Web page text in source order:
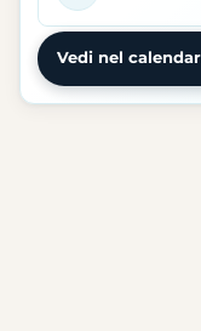
Vedi nel